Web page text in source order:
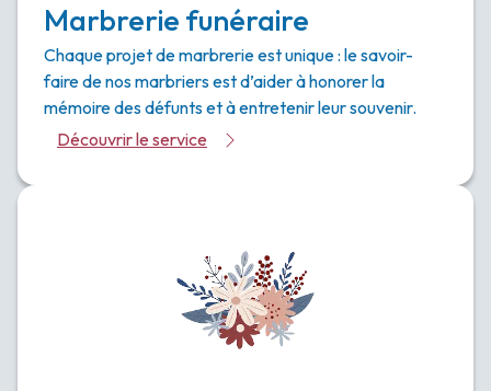
Marbrerie funéraire
Chaque projet de marbrerie est unique : le savoir-
faire de nos marbriers est d’aider à honorer la
mémoire des défunts et à entretenir leur souvenir.
Découvrir le service